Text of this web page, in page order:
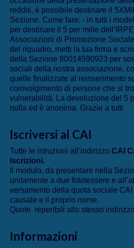
redditi, è possibile destinare il
Sezione. Come fare: - in tutti i
per destinare il 5 per mille
Associazioni di Promozione
del riquadro, metti la tua firma e
della Sezione 80014590923 per
sociali della nostra associazione,
quelle finalizzate al reinserimento
coinvolgimento di persone che si
vulnerabilità. La devoluzione del 5
nulla ed è anonima. Grazie a tutti
Iscriversi al CAI
Tutte le istruzioni all’indirizzo CAI
Iscrizioni.
Il modulo, da presentare nella
unitamente a due fototessere e
versamento della quota sociale
causale e il proprio nome.
Quote reperibili allo stesso
Informazioni